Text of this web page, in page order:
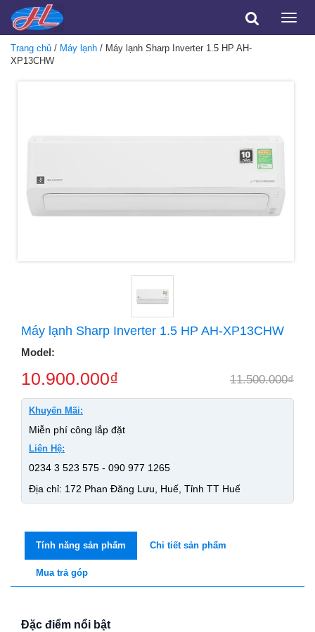
Toggle
Trang chủ / Máy lạnh / Máy lạnh Sharp Inverter 1.5 HP AH-
XP13CHW
Máy lạnh Sharp Inverter 1.5 HP AH-XP13CHW
Model:
10.900.000₫ 11.500.000₫
Khuyến Mãi:
Miễn phí công lắp đặt
Liên Hệ:
0234 3 523 575 - 090 977 1265
Địa chỉ: 172 Phan Đăng Lưu, Huế, Tỉnh TT Huế
Tính năng sản phẩm Chi tiết sản phẩm
Mua trả góp
Đặc điểm nổi bật